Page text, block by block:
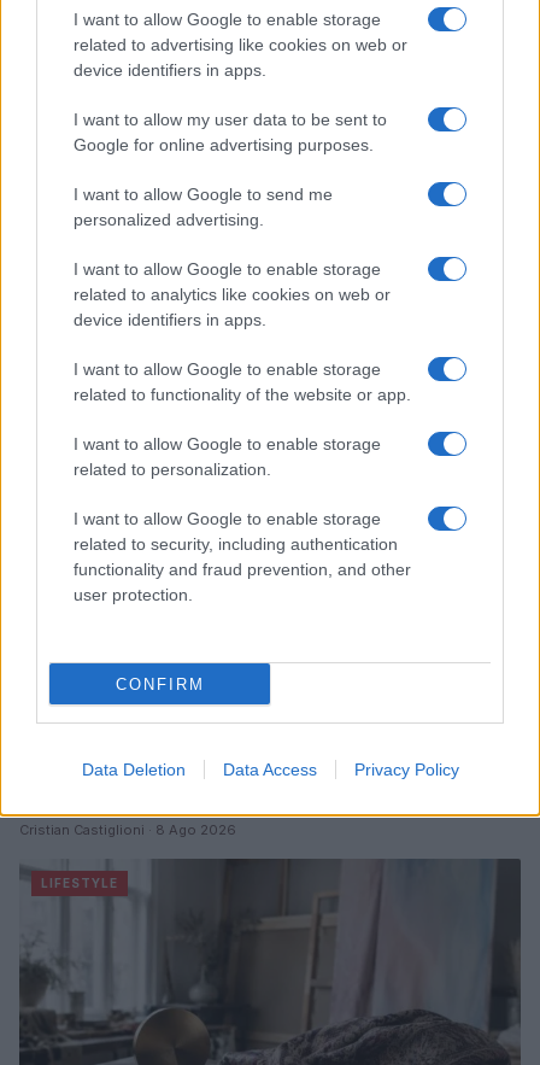
I want to allow Google to enable storage
related to advertising like cookies on web or
device identifiers in apps.
I want to allow my user data to be sent to
Google for online advertising purposes.
I want to allow Google to send me
personalized advertising.
I want to allow Google to enable storage
related to analytics like cookies on web or
device identifiers in apps.
I want to allow Google to enable storage
related to functionality of the website or app.
I want to allow Google to enable storage
related to personalization.
I want to allow Google to enable storage
related to security, including authentication
functionality and fraud prevention, and other
user protection.
CONFIRM
Data Deletion Data Access Privacy Policy
rivoluzionando la moda
Cristian Castiglioni · 8 Ago 2026
LIFESTYLE
Scopri Rocca San Giovanni, il borgo abruzzese tra
Cristian Castiglioni · 8 Ago 2026
LIFESTYLE